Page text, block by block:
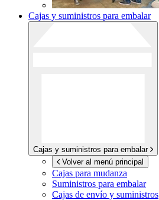
Cajas y suministros para embalar
Cajas y suministros para embalar
Volver al menú principal
Cajas para mudanza
Suministros para embalar
Cajas de envío y suministros